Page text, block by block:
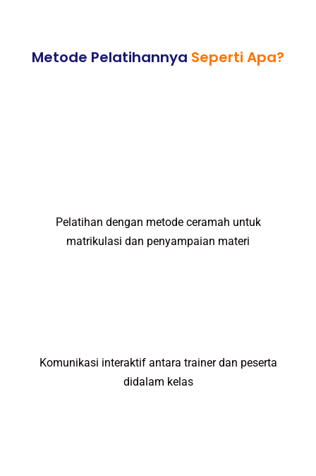
Metode Pelatihannya Seperti Apa?
Pelatihan dengan metode ceramah untuk
matrikulasi dan penyampaian materi
Komunikasi interaktif antara trainer dan peserta
didalam kelas